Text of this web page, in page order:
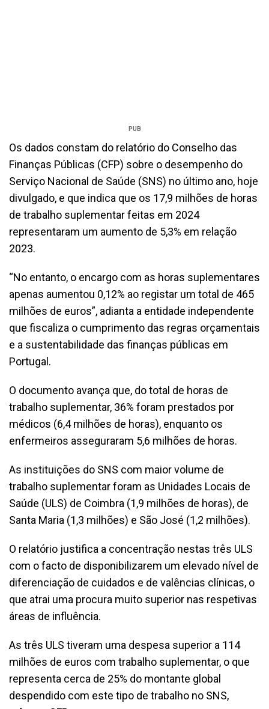
PUB
Os dados constam do relatório do Conselho das
Finanças Públicas (CFP) sobre o desempenho do
Serviço Nacional de Saúde (SNS) no último ano, hoje
divulgado, e que indica que os 17,9 milhões de horas
de trabalho suplementar feitas em 2024
representaram um aumento de 5,3% em relação
2023.
“No entanto, o encargo com as horas suplementares
apenas aumentou 0,12% ao registar um total de 465
milhões de euros”, adianta a entidade independente
que fiscaliza o cumprimento das regras orçamentais
e a sustentabilidade das finanças públicas em
Portugal.
O documento avança que, do total de horas de
trabalho suplementar, 36% foram prestados por
médicos (6,4 milhões de horas), enquanto os
enfermeiros asseguraram 5,6 milhões de horas.
As instituições do SNS com maior volume de
trabalho suplementar foram as Unidades Locais de
Saúde (ULS) de Coimbra (1,9 milhões de horas), de
Santa Maria (1,3 milhões) e São José (1,2 milhões).
O relatório justifica a concentração nestas três ULS
com o facto de disponibilizarem um elevado nível de
diferenciação de cuidados e de valências clínicas, o
que atrai uma procura muito superior nas respetivas
áreas de influência.
As três ULS tiveram uma despesa superior a 114
milhões de euros com trabalho suplementar, o que
representa cerca de 25% do montante global
despendido com este tipo de trabalho no SNS,